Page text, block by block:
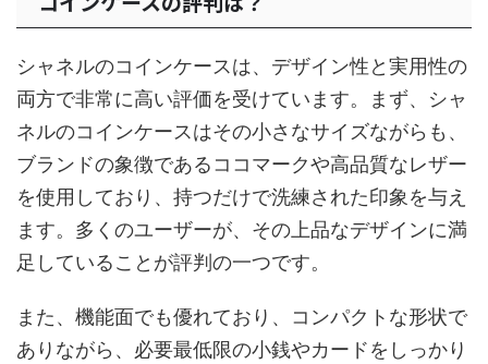
シャネルのコインケースは、デザイン性と実用性の
両方で非常に高い評価を受けています。まず、シャ
ネルのコインケースはその小さなサイズながらも、
ブランドの象徴であるココマークや高品質なレザー
を使用しており、持つだけで洗練された印象を与え
ます。多くのユーザーが、その上品なデザインに満
足していることが評判の一つです。
また、機能面でも優れており、コンパクトな形状で
ありながら、必要最低限の小銭やカードをしっかり